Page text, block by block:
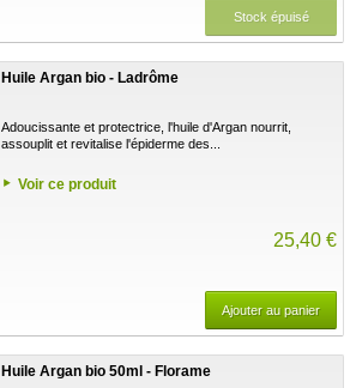
Stock épuisé
Huile Argan bio - Ladrôme
Adoucissante et protectrice, l'huile d'Argan nourrit,
assouplit et revitalise l'épiderme des...
Voir ce produit
25,40 €
Ajouter au panier
Huile Argan bio 50ml - Florame